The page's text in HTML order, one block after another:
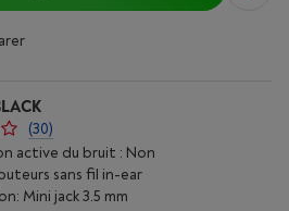
(30)
active du bruit : Non
sans fil in-ear
Mini jack 3.5 mm